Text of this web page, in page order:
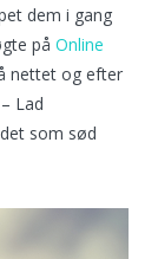
dem i gang
på Online
nettet og efter
Lad
som sød